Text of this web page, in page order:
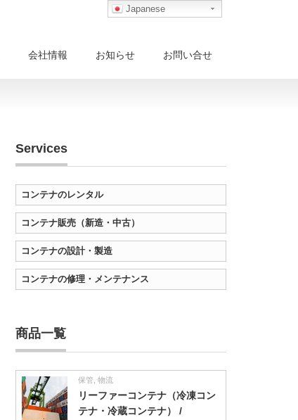
会社情報 お知らせ お問い合せ
Services
コンテナのレンタル
コンテナ販売（新造・中古）
コンテナの設計・製造
コンテナの修理・メンテナンス
商品一覧
保管 物流
リーファーコンテナ（冷凍コン
テナ・冷蔵コンテナ） /
Japanese